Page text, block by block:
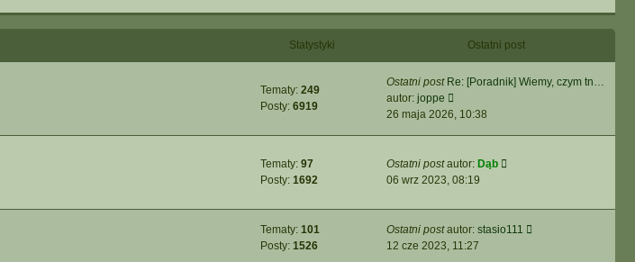
Statystyki Ostatni post
Tematy: 249
Posty: 6919
Ostatni post Re: [Poradnik] Wiemy, czym tn…
autor: joppe
najnowszy
26 maja 2026, 10:38
Tematy: 97
Posty: 1692
Ostatni postautor: Dąb
06 wrz 2023, 08:19
Tematy: 101
Posty: 1526
Ostatni postautor: stasio111
12 cze 2023, 11:27